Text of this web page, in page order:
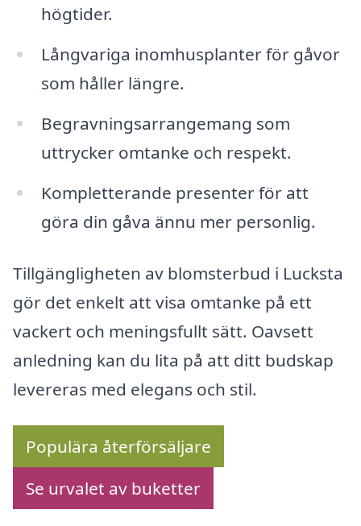
högtider.
Långvariga inomhusplanter för gåvor
som håller längre.
Begravningsarrangemang som
uttrycker omtanke och respekt.
Kompletterande presenter för att
göra din gåva ännu mer personlig.
Tillgängligheten av blomsterbud i Lucksta
gör det enkelt att visa omtanke på ett
vackert och meningsfullt sätt. Oavsett
anledning kan du lita på att ditt budskap
levereras med elegans och stil.
Populära återförsäljare
Se urvalet av buketter